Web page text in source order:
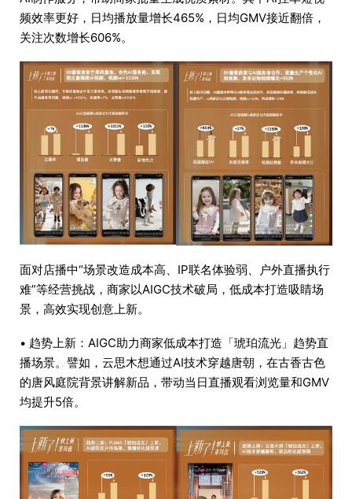
频效率更好，日均播放量增长465%，日均GMV接近翻倍，
关注次数增长606%。
面对店播中“场景改造成本高、IP联名体验弱、户外直播执行
难”等经营挑战，商家以AIGC技术破局，低成本打造吸睛场
景，高效实现创意上新。
• 趋势上新：AIGC助力商家低成本打造「琥珀流光」趋势直
播场景。譬如，云思木想通过AI技术穿越唐朝，在古香古色
的唐风庭院背景讲解新品，带动当日直播观看浏览量和GMV
均提升5倍。